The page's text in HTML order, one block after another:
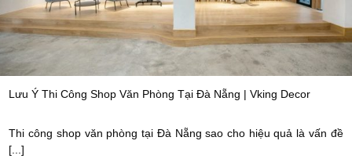
Lưu Ý Thi Công Shop Văn Phòng Tại Đà Nẵng | Vking Decor
Thi công shop văn phòng tại Đà Nẵng sao cho hiệu quả là vấn đề
[...]